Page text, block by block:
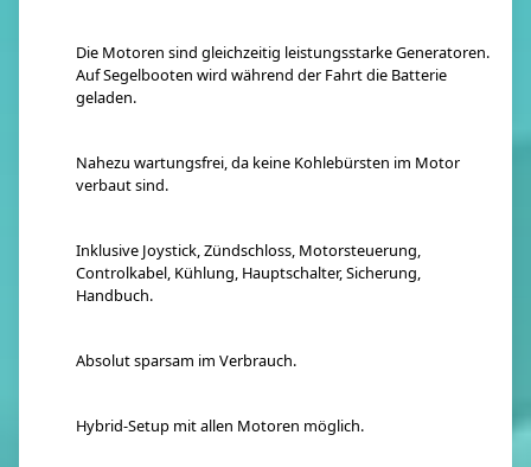
Die Motoren sind gleichzeitig leistungsstarke Generatoren.
Auf Segelbooten wird während der Fahrt die Batterie
geladen.
Nahezu wartungsfrei, da keine Kohlebürsten im Motor
verbaut sind.
Inklusive Joystick, Zündschloss, Motorsteuerung,
Controlkabel, Kühlung, Hauptschalter, Sicherung,
Handbuch.
Absolut sparsam im Verbrauch.
Hybrid-Setup mit allen Motoren möglich.